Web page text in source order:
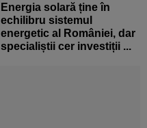
Energia solară ține în
echilibru sistemul
energetic al României, dar
specialiștii cer investiții ...